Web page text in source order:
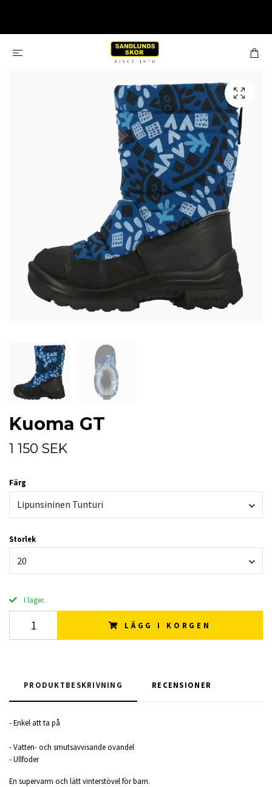
Kuoma GT
1 150 SEK
Färg
Lipunsininen Tunturi
Storlek
20
I lager.
LÄGG I KORGEN
PRODUKTBESKRIVNING RECENSIONER
- Enkel att ta på
- Vatten- och smutsavvisande ovandel
- Ullfoder
En supervarm och lätt vinterstövel för barn.